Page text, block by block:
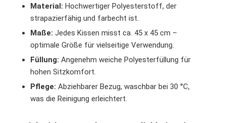
Material: Hochwertiger Polyesterstoff, der
strapazierfähig und farbecht ist.
Maße: Jedes Kissen misst ca. 45 x 45 cm –
optimale Größe für vielseitige Verwendung.
Füllung: Angenehm weiche Polyesterfüllung für
hohen Sitzkomfort.
Pflege: Abziehbarer Bezug, waschbar bei 30 °C,
was die Reinigung erleichtert.